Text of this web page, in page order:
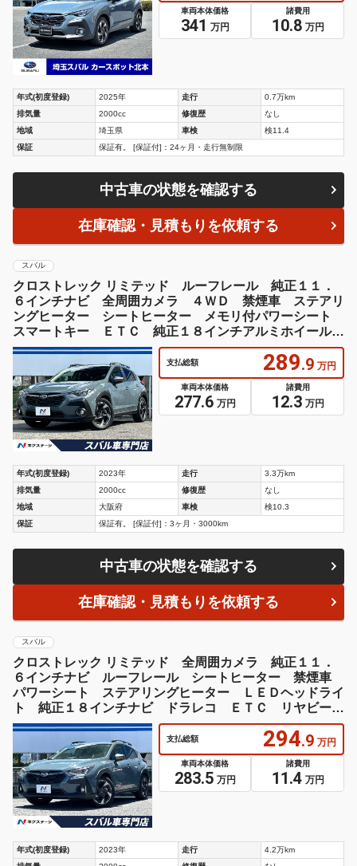
車両本体価格
341 万円
諸費用
10.8 万円
年式(初度登録) 2025年 走行
0.7万km
排気量
2000cc 修復歴
なし
地域
埼玉県 車検
検11.4
保証
保証有。 [保証付]：24ヶ月・走行無制限
中古車の状態を確認する
在庫確認・見積もりを依頼する
スバル
クロストレック リミテッド ルーフレール 純正１１．
６インチナビ 全周囲カメラ ４ＷＤ 禁煙車 ステアリ
ングヒーター シートヒーター メモリ付パワーシート
スマートキー ＥＴＣ 純正１８インチアルミホイール
ＬＥＤヘッドライト
支払総額 289.9 万円
車両本体価格
277.6 万円
諸費用
12.3 万円
年式(初度登録) 2023年 走行
3.3万km
排気量
2000cc 修復歴
なし
地域
大阪府 車検
検10.3
保証
保証有。 [保証付]：3ヶ月・3000km
中古車の状態を確認する
在庫確認・見積もりを依頼する
スバル
クロストレック リミテッド 全周囲カメラ 純正１１．
６インチナビ ルーフレール シートヒーター 禁煙車
パワーシート ステアリングヒーター ＬＥＤヘッドライ
ト 純正１８インチナビ ドラレコ ＥＴＣ リヤビーク
ルディテクション
支払総額 294.9 万円
車両本体価格
283.5 万円
諸費用
11.4 万円
年式(初度登録) 2023年 走行
4.2万km